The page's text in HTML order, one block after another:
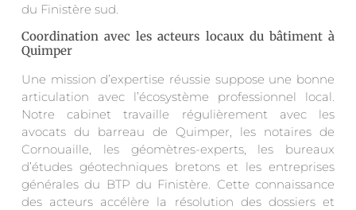
du Finistère sud.
Coordination avec les acteurs locaux du bâtiment à
Quimper
Une mission d’expertise réussie suppose une bonne
articulation avec l’écosystème professionnel local.
Notre cabinet travaille régulièrement avec les
avocats du barreau de Quimper, les notaires de
Cornouaille, les géomètres-experts, les bureaux
d’études géotechniques bretons et les entreprises
générales du BTP du Finistère. Cette connaissance
des acteurs accélère la résolution des dossiers et